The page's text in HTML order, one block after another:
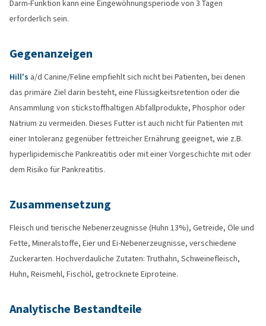
Darm-Funktion kann eine Eingewöhnungsperiode von 3 Tagen
erforderlich sein.
Gegenanzeigen
Hill's a/d Canine/Feline empfiehlt sich nicht bei Patienten, bei denen
das primäre Ziel darin besteht, eine Flüssigkeitsretention oder die
Ansammlung von stickstoffhaltigen Abfallprodukte, Phosphor oder
Natrium zu vermeiden. Dieses Futter ist auch nicht für Patienten mit
einer Intoleranz gegenüber fettreicher Ernährung geeignet, wie z.B.
hyperlipidemische Pankreatitis oder mit einer Vorgeschichte mit oder
dem Risiko für Pankreatitis.
Zusammensetzung
Fleisch und tierische Nebenerzeugnisse (Huhn 13%), Getreide, Öle und
Fette, Mineralstoffe, Eier und Ei-Nebenerzeugnisse, verschiedene
Zuckerarten. Hochverdauliche Zutaten: Truthahn, Schweinefleisch,
Huhn, Reismehl, Fischöl, getrocknete Eiproteine.
Analytische Bestandteile